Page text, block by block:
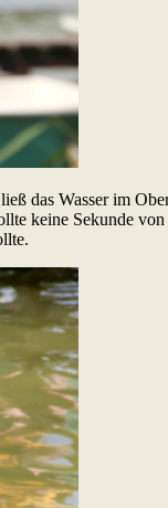
Wasser im
keine Sekunde